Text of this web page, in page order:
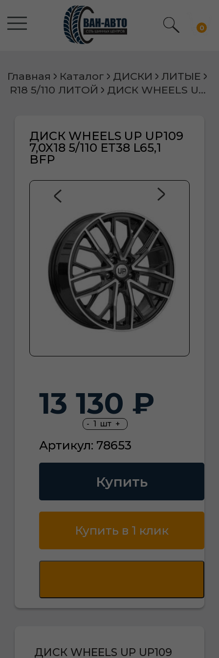
0
Главная Каталог ДИСКИ
ЛИТЫЕ
R18 5/110 ЛИТОЙ
ДИСК WHEELS UP UP109 7,0X18 5/110 ET38 L65,1 BFP
ДИСК WHEELS UP UP109
7,0X18 5/110 ET38 L65,1
BFP
13 130 ₽
- 1 шт +
Артикул: 78653
Купить
Купить в 1 клик
ДИСК WHEELS UP UP109